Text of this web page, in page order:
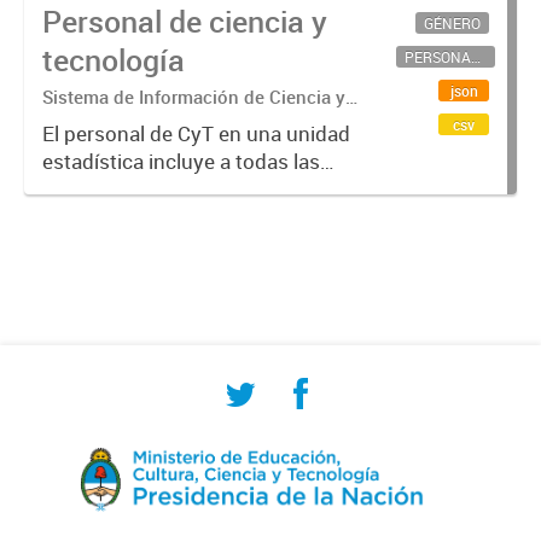
Personal de ciencia y
tecnología
Sistema de Información de Ciencia y
Tecnología Argentino (SICYTAR)
El personal de CyT en una unidad
estadística incluye a todas las
personas involucradas
GÉNERO
PERSONAL CIENTÍFICO-TECNOLÓGICO
json
csv